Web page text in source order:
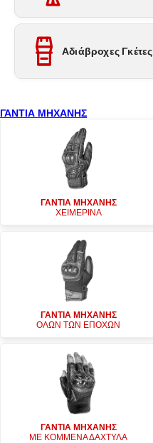
Αδιάβροχες Γκέτες
ΓΑΝΤΙΑ ΜΗΧΑΝΗΣ
ΓΑΝΤΙΑ ΜΗΧΑΝΗΣ
ΧΕΙΜΕΡΙΝΑ
ΓΑΝΤΙΑ ΜΗΧΑΝΗΣ
ΟΛΩΝ ΤΩΝ ΕΠΟΧΩΝ
ΓΑΝΤΙΑ ΜΗΧΑΝΗΣ
ΜΕ ΚΟΜΜΕΝΑ ΔΑΧΤΥΛΑ